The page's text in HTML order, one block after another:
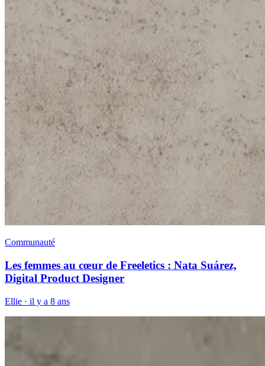
Communauté
Les femmes au cœur de Freeletics : Nata Suárez,
Digital Product Designer
Ellie · il y a 8 ans